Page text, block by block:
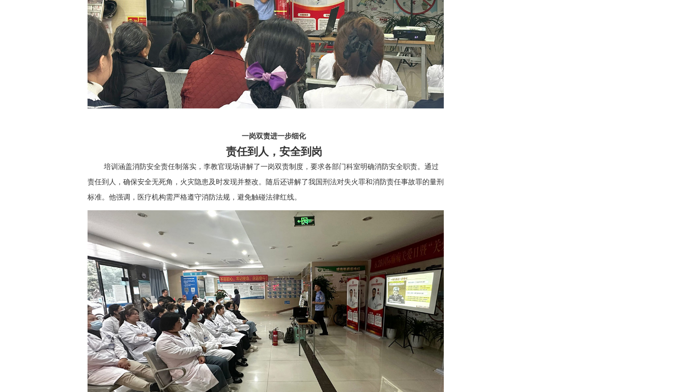
一岗双责进一步细化
责任到人，安全到岗
培训涵盖消防安全责任制落实，李教官现场讲解了一岗双责制度，要求各部门科室明确消防安全职责。通过
责任到人，确保安全无死角，火灾隐患及时发现并整改。随后还讲解了我国刑法对失火罪和消防责任事故罪的量刑
标准。他强调，医疗机构需严格遵守消防法规，避免触碰法律红线。